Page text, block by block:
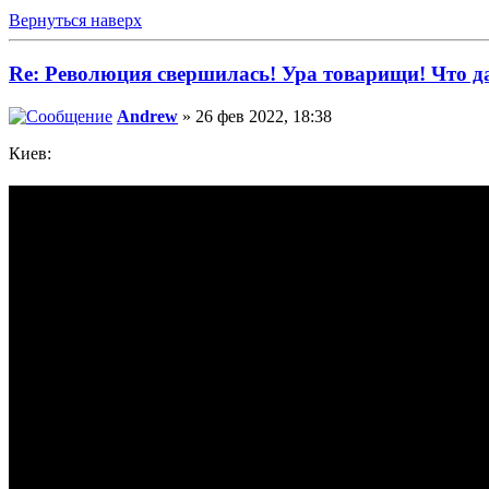
Вернуться наверх
Re: Революция свершилась! Ура товарищи! Что
Andrew » 26 фев 2022, 18:38
Киев: